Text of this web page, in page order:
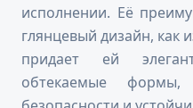
исполнении. Её
глянцевый дизайн, как
придает ей
обтекаемые